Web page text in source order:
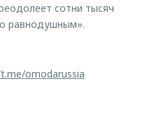
сотни тысяч
равнодушным».
omodarussia